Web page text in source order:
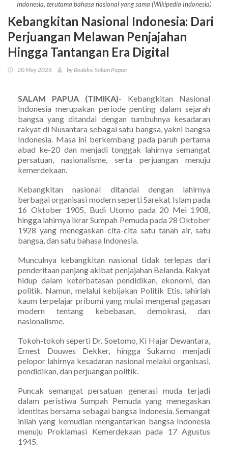
Indonesia, terutama bahasa nasional yang sama (Wikipedia Indonesia)
Kebangkitan Nasional Indonesia: Dari
Perjuangan Melawan Penjajahan
Hingga Tantangan Era Digital
20 May 2026 by Redaksi Salam Papua
SALAM PAPUA (TIMIKA)- Kebangkitan Nasional
Indonesia merupakan periode penting dalam sejarah
bangsa yang ditandai dengan tumbuhnya kesadaran
rakyat di Nusantara sebagai satu bangsa, yakni bangsa
Indonesia. Masa ini berkembang pada paruh pertama
abad ke-20 dan menjadi tonggak lahirnya semangat
persatuan, nasionalisme, serta perjuangan menuju
kemerdekaan.
Kebangkitan nasional ditandai dengan lahirnya
berbagai organisasi modern seperti Sarekat Islam pada
16 Oktober 1905, Budi Utomo pada 20 Mei 1908,
hingga lahirnya ikrar Sumpah Pemuda pada 28 Oktober
1928 yang menegaskan cita-cita satu tanah air, satu
bangsa, dan satu bahasa Indonesia.
Munculnya kebangkitan nasional tidak terlepas dari
penderitaan panjang akibat penjajahan Belanda. Rakyat
hidup dalam keterbatasan pendidikan, ekonomi, dan
politik. Namun, melalui kebijakan Politik Etis, lahirlah
kaum terpelajar pribumi yang mulai mengenal gagasan
modern tentang kebebasan, demokrasi, dan
nasionalisme.
Tokoh-tokoh seperti Dr. Soetomo, Ki Hajar Dewantara,
Ernest Douwes Dekker, hingga Sukarno menjadi
pelopor lahirnya kesadaran nasional melalui organisasi,
pendidikan, dan perjuangan politik.
Puncak semangat persatuan generasi muda terjadi
dalam peristiwa Sumpah Pemuda yang menegaskan
identitas bersama sebagai bangsa Indonesia. Semangat
inilah yang kemudian mengantarkan bangsa Indonesia
menuju Proklamasi Kemerdekaan pada 17 Agustus
1945.